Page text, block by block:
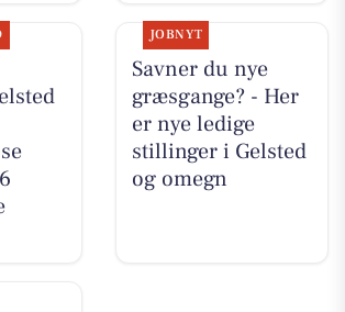
JOBNYT
Savner du nye
græsgange? - Her
er nye ledige
stillinger i Gelsted
og omegn